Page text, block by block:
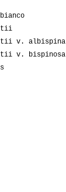
v. albispina
v. bispinosa